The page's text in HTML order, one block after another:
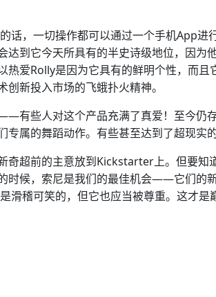
话，一切操作都可以通过一个手机App进
达到它今天所具有的半史诗级地位，因为
热爱Rolly是因为它具有的鲜明个性，而且
创新投入市场的飞蛾扑火精神。
有些人对这个产品充满了真爱！至今仍
专属的舞蹈动作。有些甚至达到了超现实
奇超前的主意放到Kickstarter上。但要知
时候，索尼是我们的最佳机会——它们的
滑稽可笑的，但它也应当被尊重。这才是